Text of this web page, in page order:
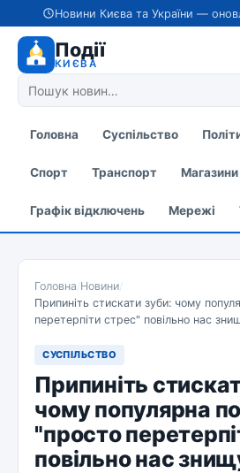
Новини Києва та України —
Події
КИЄВА
Головна Суспільство
Спорт Транспорт Магазини
Графік відключень Мережі
Головна/Новини/
Припиніть стискати зуби: чому
перетерпіти стрес" повільно нас
СУСПІЛЬСТВО
Припиніть
чому популярна
"просто
повільно нас